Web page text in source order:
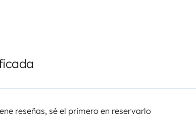
reseñas, sé el primero en reservarlo